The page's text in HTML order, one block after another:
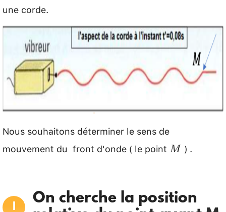
une corde.
Nous souhaitons déterminer le sens de
mouvement du front d'onde ( le point M
M ) .
On cherche la position